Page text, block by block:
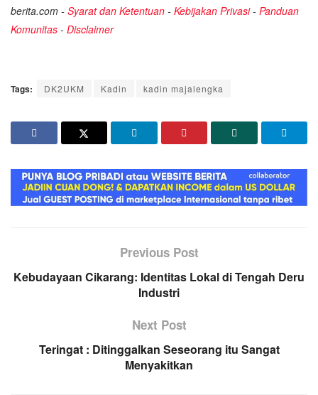
berita.com - Syarat dan Ketentuan - Kebijakan Privasi- Panduan
Komunitas - Disclaimer
Tags: DK2UKM Kadin kadin majalengka
Previous Post
Kebudayaan Cikarang: Identitas Lokal di Tengah Deru
Industri
Next Post
Teringat : Ditinggalkan Seseorang itu Sangat
Menyakitkan